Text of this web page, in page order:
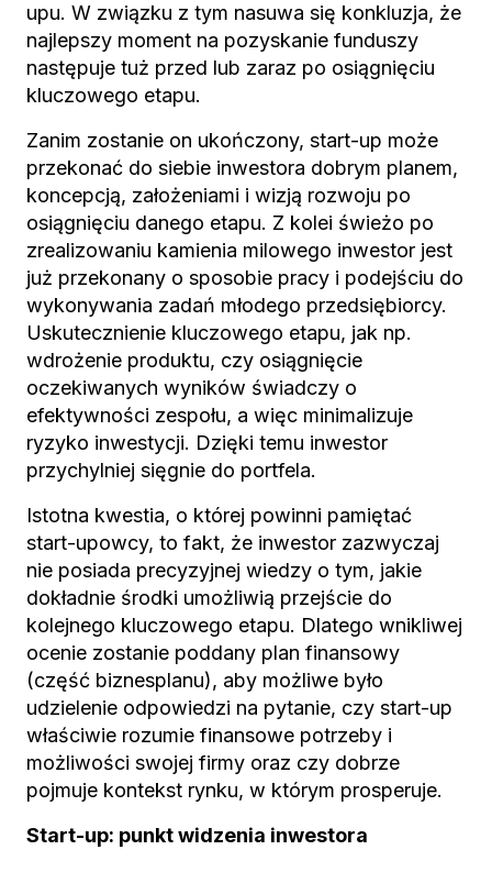
upu. W związku z tym nasuwa się konkluzja, że
najlepszy moment na pozyskanie funduszy
następuje tuż przed lub zaraz po osiągnięciu
kluczowego etapu.
Zanim zostanie on ukończony, start-up może
przekonać do siebie inwestora dobrym planem,
koncepcją, założeniami i wizją rozwoju po
osiągnięciu danego etapu. Z kolei świeżo po
zrealizowaniu kamienia milowego inwestor jest
już przekonany o sposobie pracy i podejściu do
wykonywania zadań młodego przedsiębiorcy.
Uskutecznienie kluczowego etapu, jak np.
wdrożenie produktu, czy osiągnięcie
oczekiwanych wyników świadczy o
efektywności zespołu, a więc minimalizuje
ryzyko inwestycji. Dzięki temu inwestor
przychylniej sięgnie do portfela.
Istotna kwestia, o której powinni pamiętać
start-upowcy, to fakt, że inwestor zazwyczaj
nie posiada precyzyjnej wiedzy o tym, jakie
dokładnie środki umożliwią przejście do
kolejnego kluczowego etapu. Dlatego wnikliwej
ocenie zostanie poddany plan finansowy
(część biznesplanu), aby możliwe było
udzielenie odpowiedzi na pytanie, czy start-up
właściwie rozumie finansowe potrzeby i
możliwości swojej firmy oraz czy dobrze
pojmuje kontekst rynku, w którym prosperuje.
Start-up: punkt widzenia inwestora